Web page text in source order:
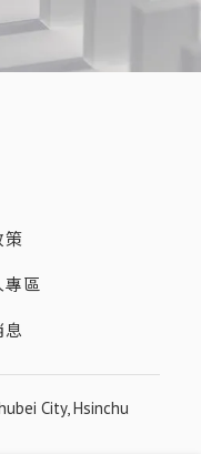
策
專區
息
City, Hsinchu